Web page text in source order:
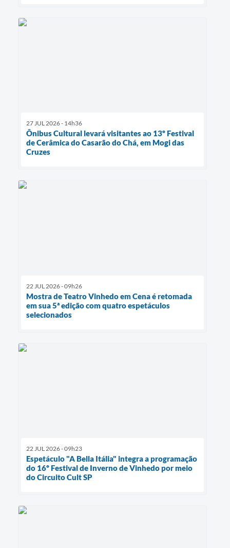
27 JUL 2026 - 14h36
Ônibus Cultural levará visitantes ao 13º Festival
de Cerâmica do Casarão do Chá, em Mogi das
Cruzes
22 JUL 2026 - 09h26
Mostra de Teatro Vinhedo em Cena é retomada
em sua 5ª edição com quatro espetáculos
selecionados
22 JUL 2026 - 09h23
Espetáculo "A Bella Itália" integra a programação
do 16º Festival de Inverno de Vinhedo por meio
do Circuito Cult SP